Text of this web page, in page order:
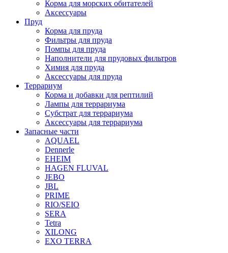
Корма для морских обитателей
Аксессуары
Пруд
Корма для пруда
Фильтры для пруда
Помпы для пруда
Наполнители для прудовых фильтров
Химия для пруда
Аксессуары для пруда
Террариум
Корма и добавки для рептилий
Лампы для террариума
Субстрат для террариума
Аксессуары для террариума
Запасные части
AQUAEL
Dennerle
EHEIM
HAGEN FLUVAL
JEBO
JBL
PRIME
RIO/SEIO
SERA
Tetra
XILONG
EXO TERRA